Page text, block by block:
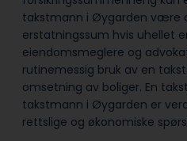
takstmann i Øygarden være
erstatningssum hvis uhellet
eiendomsmeglere og
rutinemessig bruk av en
omsetning av boliger. En
takstmann i Øygarden er
rettslige og økonomiske